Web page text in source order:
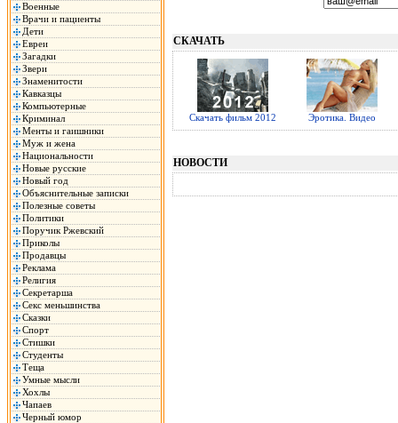
Военные
Врачи и пациенты
Дети
Евреи
Загадки
Звери
Знаменитости
Кавказцы
Компьютерные
Криминал
Менты и гаишники
Муж и жена
Национальности
Новые русские
Новый год
Объяснительные записки
Полезные советы
Политики
Поручик Ржевский
Приколы
Продавцы
Реклама
Религия
Секретарша
Секс меньшинства
Сказки
Спорт
Стишки
Студенты
Теща
Умные мысли
Хохлы
Чапаев
Черный юмор
СКАЧАТЬ
Скачать фильм 2012 Эротика. Видео
НОВОСТИ